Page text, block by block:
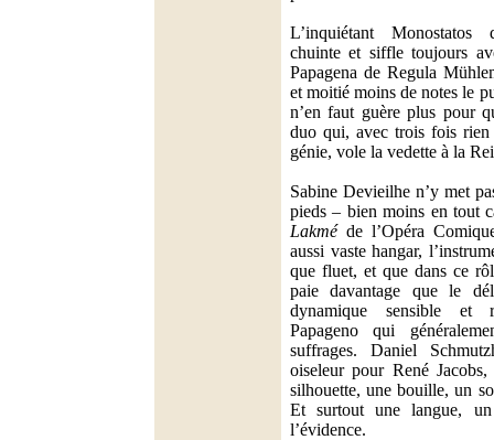
L’inquiétant
chuinte et siffle toujours
Papagena de Regula
et moitié moins de notes le
n’en faut guère plus pour
duo qui, avec trois fois rien
génie, vole la vedette à la
Sabine Devieilhe n’y met
pieds – bien moins en tout
Lakméde l’Opéra
aussi vaste hangar,
que fluet, et que dans ce
paie davantage que le
dynamique sensible et
Papageno qui
suffrages. Daniel
oiseleur pour René Jacobs,
silhouette, une bouille, un
Et surtout une langue,
l’évidence.